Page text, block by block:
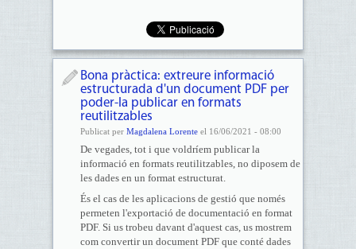
Bona pràctica: extreure informació
estructurada d'un document PDF per
poder-la publicar en formats
reutilitzables
Publicat per Magdalena Lorenteel 16/06/2021 - 08:00
De vegades, tot i que voldríem publicar la
informació en formats reutilitzables, no diposem de
les dades en un format estructurat.
És el cas de les aplicacions de gestió que només
permeten l'exportació de documentació en format
PDF. Si us trobeu davant d'aquest cas, us mostrem
com convertir un document PDF que conté dades